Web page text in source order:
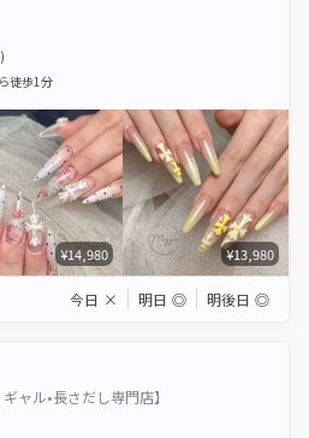
徒歩1分
¥14,980 ¥13,980
今日 × 明日 ◎ 明後日 ◎
ャル•長さだし専門店】